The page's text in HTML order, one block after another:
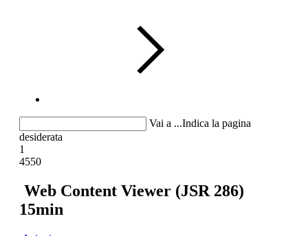
Vai a ...Indica la pagina
desiderata
1
4550
Web Content Viewer (JSR 286)
15min